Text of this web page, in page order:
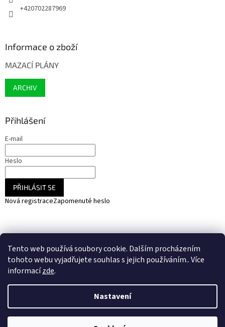
Tento web používá soubory cookie. Dalším procházením
tohoto webu vyjadřujete souhlas s jejich používáním.. Více
informacízde.
Nastavení
+420702287969
Informace o zboží
MAZACÍ PLÁNY
ARCHIV
Přihlášení
E-mail
Heslo
PŘIHLÁSIT SE
Nová registraceZapomenuté heslo
SOLARCZ.cz - Vše pro solární energie a fotovoltaiku
Vytvořil Shoptet